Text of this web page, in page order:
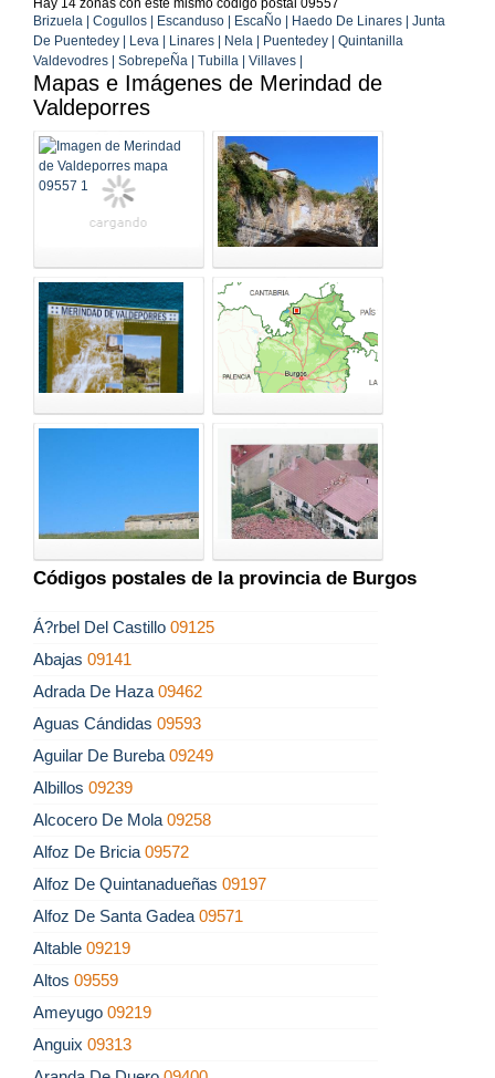
Hay 14 zonas con este mismo código postal 09557
Brizuela | Cogullos | Escanduso | EscaÑo | Haedo De Linares | Junta
De Puentedey | Leva | Linares | Nela | Puentedey | Quintanilla
Valdevodres | SobrepeÑa | Tubilla | Villaves |
Mapas e Imágenes de Merindad de
Valdeporres
Códigos postales de la provincia de Burgos
Á?rbel Del Castillo 09125
Abajas 09141
Adrada De Haza 09462
Aguas Cándidas 09593
Aguilar De Bureba 09249
Albillos 09239
Alcocero De Mola 09258
Alfoz De Bricia 09572
Alfoz De Quintanadueñas 09197
Alfoz De Santa Gadea 09571
Altable 09219
Altos 09559
Ameyugo 09219
Anguix 09313